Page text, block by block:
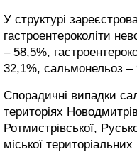
У структурі
гастроентероколіти
– 58,5%,
32,1%, сальмонельоз –
Спорадичні випадки
територіях
Ротмистрівської,
міської